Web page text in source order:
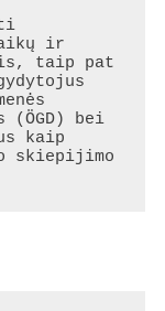
ir
taip pat
(ÖGD) bei
kaip
skiepijimo